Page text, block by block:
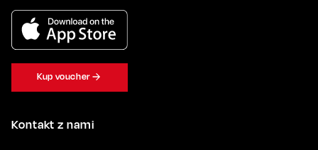
Kontakt z nami
Kup voucher